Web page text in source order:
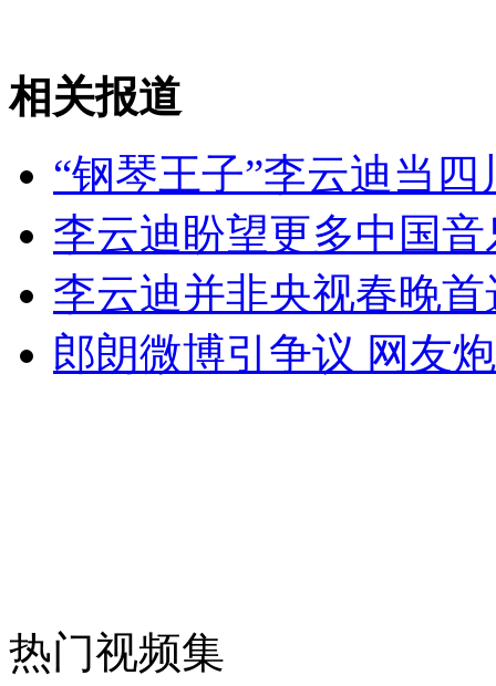
山西运城恶犬咬伤多人 警民合力深夜将其击毙
女孩北京地铁殴打老人 痛下狠手拳打脚踢
安徽一实载49人客车翻车
相关报道
“钢琴王子”李云迪当
李云迪盼望更多中国
李云迪并非央视春晚
郎朗微博引争议 网友
热门视频集